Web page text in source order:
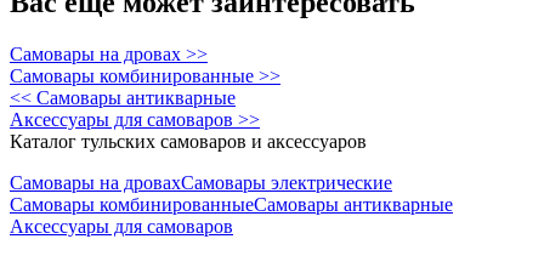
Самовары на дровах >>
Самовары комбинированные >>
<< Самовары антикварные
Аксессуары для самоваров >>
Каталог тульских самоваров и аксессуаров
Самовары на дровахСамовары электрические
Самовары комбинированныеСамовары антикварные
Аксессуары для самоваров